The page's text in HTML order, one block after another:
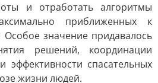
и отработать алгоритмы
приближенных к
Особое значение придавалось
решений, координации
эффективности спасательных
жизни людей.